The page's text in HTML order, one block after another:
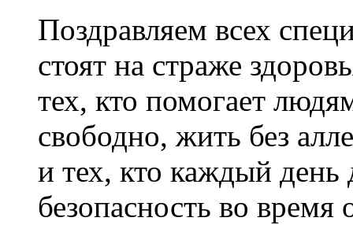
Поздравляем всех
стоят на страже
тех, кто помогает
свободно, жить без
и тех, кто каждый день
безопасность во время